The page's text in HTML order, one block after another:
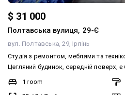
$ 31 000
Полтавська вулиця, 29-Є
вул. Полтавська, 29 Ірпінь
Студія з ремонтом, меблями та
Цегляний будинок, середній поверх, є
електроопалення ( обігрів від конвектора) Не
компактний розмір квартира має
1 room